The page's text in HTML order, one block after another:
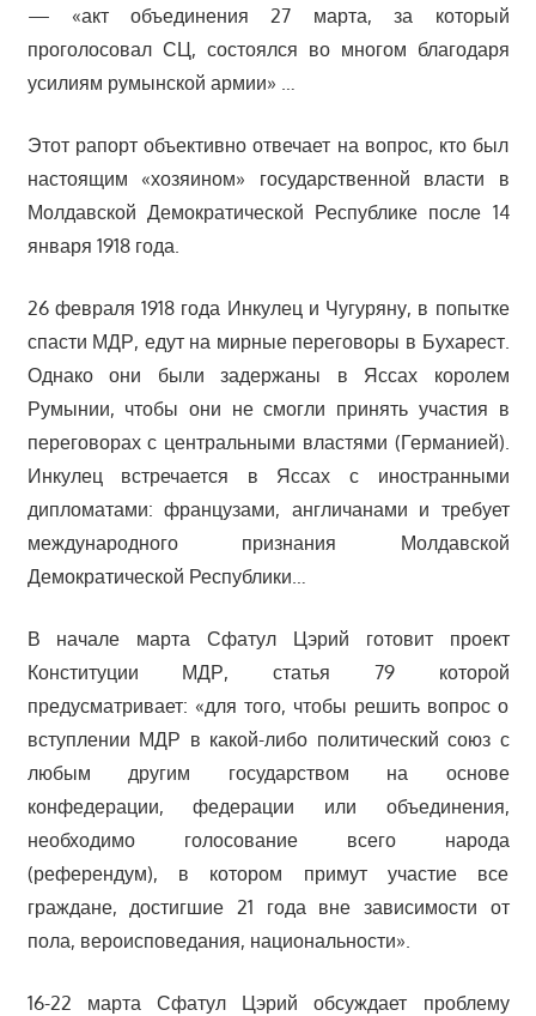
— «акт объединения 27 марта, за который
проголосовал СЦ, состоялся во многом благодаря
усилиям румынской армии» …
Этот рапорт объективно отвечает на вопрос, кто был
настоящим «хозяином» государственной власти в
Молдавской Демократической Республике после 14
января 1918 года.
26 февраля 1918 года Инкулец и Чугуряну, в попытке
спасти МДР, едут на мирные переговоры в Бухарест.
Однако они были задержаны в Яссах королем
Румынии, чтобы они не смогли принять участия в
переговорах с центральными властями (Германией).
Инкулец встречается в Яссах с иностранными
дипломатами: французами, англичанами и требует
международного признания Молдавской
Демократической Республики…
В начале марта Сфатул Цэрий готовит проект
Конституции МДР, статья 79 которой
предусматривает: «для того, чтобы решить вопрос о
вступлении МДР в какой-либо политический союз с
любым другим государством на основе
конфедерации, федерации или объединения,
необходимо голосование всего народа
(референдум), в котором примут участие все
граждане, достигшие 21 года вне зависимости от
пола, вероисповедания, национальности».
16-22 марта Сфатул Цэрий обсуждает проблему